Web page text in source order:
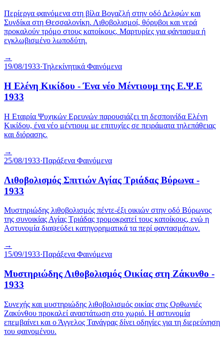
Περίεργα φαινόμενα στη βίλα Βογαζλή στην οδό Δελφών και
Συνδίκα στη Θεσσαλονίκη. Λιθοβολισμοί, θόρυβοι και νερά
προκαλούν τρόμο στους κατοίκους. Μαρτυρίες για φάντασμα ή
εγκλωβισμένο λωποδύτη.
→
19/08/1933·Τηλεκίνητικά Φαινόμενα
Η Ελένη Κικίδου - Ένα νέο Μέντιουμ της Ε.Ψ.Ε
1933
Η Εταιρία Ψυχικών Ερευνών παρουσιάζει τη δεσποινίδα Ελένη
Κικίδου, ένα νέο μέντιουμ με επιτυχίες σε πειράματα τηλεπάθειας
και διόρασης.
→
25/08/1933·Παράξενα Φαινόμενα
Λιθοβολισμός Σπιτιών Αγίας Τριάδας Βύρωνα -
1933
Μυστηριώδης λιθοβολισμός πέντε-έξι οικιών στην οδό Βύρωνος
της συνοικίας Αγίας Τριάδας τρομοκρατεί τους κατοίκους, ενώ η
Αστυνομία διαψεύδει κατηγορηματικά τα περί φαντασμάτων.
→
15/09/1933·Παράξενα Φαινόμενα
Μυστηριώδης Λιθοβολισμός Οικίας στη Ζάκυνθο -
1933
Συνεχής και μυστηριώδης λιθοβολισμός οικίας στις Ορθωνιές
Ζακύνθου προκαλεί αναστάτωση στο χωριό. Η αστυνομία
επεμβαίνει και ο Άγγελος Τανάγρας δίνει οδηγίες για τη διερεύνηση
του φαινομένου.